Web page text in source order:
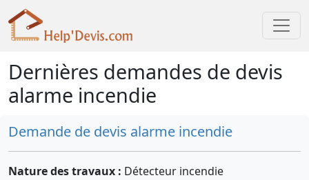
Dernières demandes de devis
alarme incendie
Demande de devis alarme incendie
Nature des travaux : Détecteur incendie